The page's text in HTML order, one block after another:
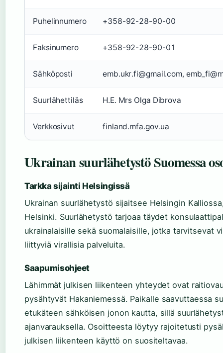
Puhelinnumero +358-92-28-90-00
Faksinumero +358-92-28-90-01
Sähköposti emb.ukr.fi@gmail.com,
Suurlähettiläs H.E. Mrs Olga Dibrova
Verkkosivut finland.mfa.gov.ua
Ukrainan suurlähetystö Suomessa
Tarkka sijainti Helsingissä
Ukrainan suurlähetystö sijaitsee Helsingin
Helsinki. Suurlähetystö tarjoaa täydet
ukrainalaisille sekä suomalaisille, jotka tarvitsevat
liittyviä virallisia palveluita.
Saapumisohjeet
Lähimmät julkisen liikenteen yhteydet ovat
pysähtyvät Hakaniemessä. Paikalle saavuttaessa
etukäteen sähköisen jonon kautta, sillä
ajanvarauksella. Osoitteesta löytyy rajoitetusti
julkisen liikenteen käyttö on suositeltavaa.